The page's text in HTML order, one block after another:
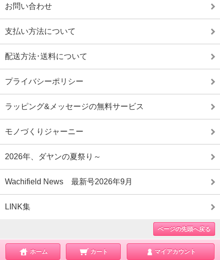
お問い合わせ
支払い方法について
配送方法･送料について
プライバシーポリシー
ラッピング&メッセージの無料サービス
モノづくりジャーニー
2026年、ダヤンの夏祭り～
Wachifield News 最新号2026年9月
LINK集
ページの先頭へ戻る
ホーム カート マイアカウント